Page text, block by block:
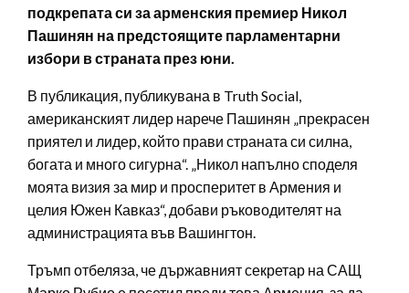
подкрепата си за арменския премиер Никол
Пашинян на предстоящите парламентарни
избори в страната през юни.
В публикация, публикувана в Truth Social,
американският лидер нарече Пашинян „прекрасен
приятел и лидер, който прави страната си силна,
богата и много сигурна“. „Никол напълно споделя
моята визия за мир и просперитет в Армения и
целия Южен Кавказ“, добави ръководителят на
администрацията във Вашингтон.
Тръмп отбеляза, че държавният секретар на САЩ